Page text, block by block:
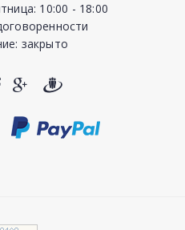
10:00 - 18:00
закрыто